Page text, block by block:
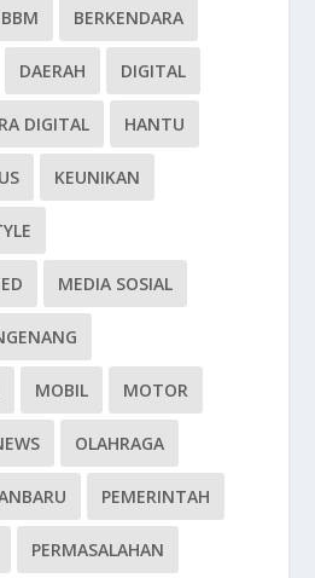
BBM BERKENDARA
DAERAH DIGITAL
DIGITAL HANTU
KEUNIKAN
MEDIA SOSIAL
MOBIL MOTOR
OLAHRAGA
PEMERINTAH
PERMASALAHAN